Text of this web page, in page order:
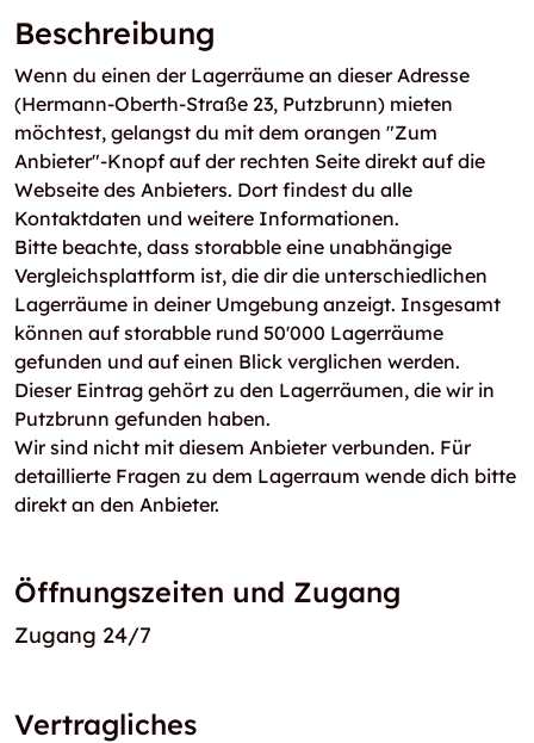
Beschreibung
Wenn du einen der Lagerräume an dieser Adresse
(Hermann-Oberth-Straße 23, Putzbrunn) mieten
möchtest, gelangst du mit dem orangen "Zum
Anbieter"-Knopf auf der rechten Seite direkt auf die
Webseite des Anbieters. Dort findest du alle
Kontaktdaten und weitere Informationen.
Bitte beachte, dass storabble eine unabhängige
Vergleichsplattform ist, die dir die unterschiedlichen
Lagerräume in deiner Umgebung anzeigt. Insgesamt
können auf storabble rund 50'000 Lagerräume
gefunden und auf einen Blick verglichen werden.
Dieser Eintrag gehört zu den Lagerräumen, die wir in
Putzbrunn gefunden haben.
Wir sind nicht mit diesem Anbieter verbunden. Für
detaillierte Fragen zu dem Lagerraum wende dich bitte
direkt an den Anbieter.
Öffnungszeiten und Zugang
Zugang 24/7
Vertragliches